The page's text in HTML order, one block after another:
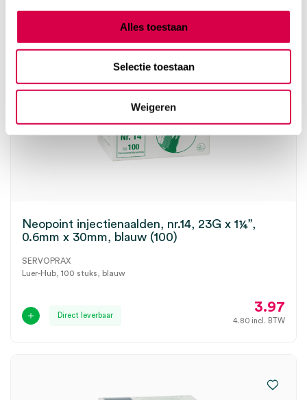
Alles toestaan
Selectie toestaan
Weigeren
Neopoint injectienaalden, nr.14, 23G x 1¼”,
0.6mm x 30mm, blauw (100)
SERVOPRAX
Luer-Hub, 100 stuks, blauw
Direct leverbaar
3.97
4.80 incl. BTW